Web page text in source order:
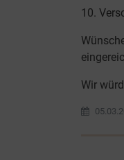
10.
Wir